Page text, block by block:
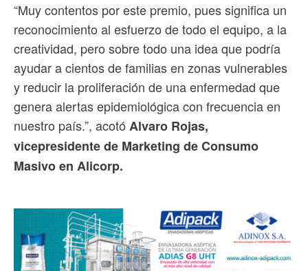
“Muy contentos por este premio, pues significa un
reconocimiento al esfuerzo de todo el equipo, a la
creatividad, pero sobre todo una idea que podría
ayudar a cientos de familias en zonas vulnerables
y reducir la proliferación de una enfermedad que
genera alertas epidemiológica con frecuencia en
nuestro país.”, acotó Alvaro Rojas,
vicepresidente de Marketing de Consumo
Masivo en Alicorp.